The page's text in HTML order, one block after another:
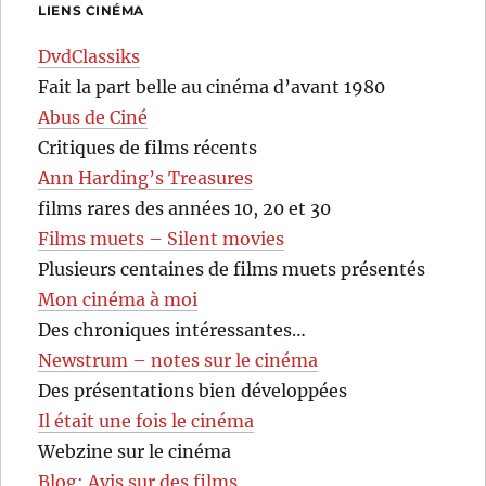
LIENS CINÉMA
DvdClassiks
Fait la part belle au cinéma d’avant 1980
Abus de Ciné
Critiques de films récents
Ann Harding’s Treasures
films rares des années 10, 20 et 30
Films muets – Silent movies
Plusieurs centaines de films muets présentés
Mon cinéma à moi
Des chroniques intéressantes…
Newstrum – notes sur le cinéma
Des présentations bien développées
Il était une fois le cinéma
Webzine sur le cinéma
Blog: Avis sur des films